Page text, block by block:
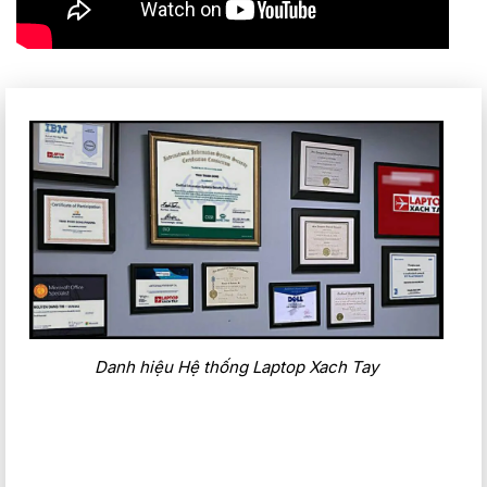
IV. Cổng kết nối
Acer Predator Helios NEO i7 13700HX được trang bị một loạt
các cổng kết nối đa dạng, bao gồm cổng USB-A, USB-C,
HDMI, Ethernet và khe cắm thẻ nhớ. Điều này giúp người
dùng kết nối với các thiết bị ngoại vi và mạng một cách
thuận tiện.
dùng sạc máy nhanh chóng và kết nối với các thiết bị ngoại
Danh hiệu Hệ thống Laptop Xach Tay